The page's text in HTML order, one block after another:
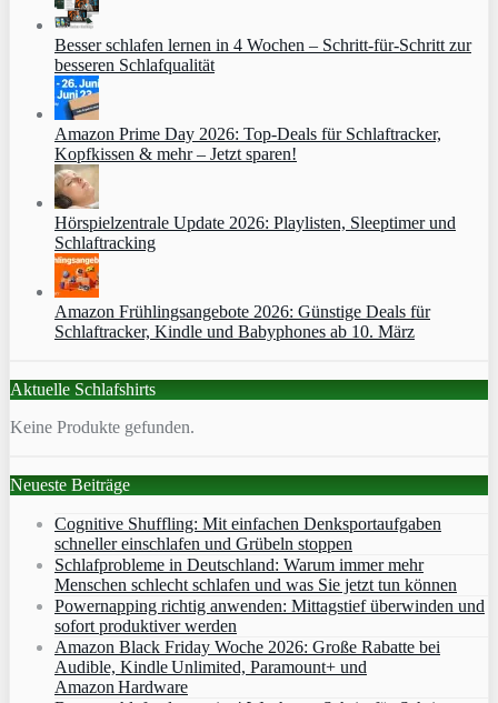
Besser schlafen lernen in 4 Wochen – Schritt‑für‑Schritt zur
besseren Schlafqualität
Amazon Prime Day 2026: Top-Deals für Schlaftracker,
Kopfkissen & mehr – Jetzt sparen!
Hörspielzentrale Update 2026: Playlisten, Sleeptimer und
Schlaftracking
Amazon Frühlingsangebote 2026: Günstige Deals für
Schlaftracker, Kindle und Babyphones ab 10. März
Aktuelle Schlafshirts
Keine Produkte gefunden.
Neueste Beiträge
Cognitive Shuffling: Mit einfachen Denksportaufgaben
schneller einschlafen und Grübeln stoppen
Schlafprobleme in Deutschland: Warum immer mehr
Menschen schlecht schlafen und was Sie jetzt tun können
Powernapping richtig anwenden: Mittagstief überwinden und
sofort produktiver werden
Amazon Black Friday Woche 2026: Große Rabatte bei
Audible, Kindle Unlimited, Paramount+ und
Amazon Hardware